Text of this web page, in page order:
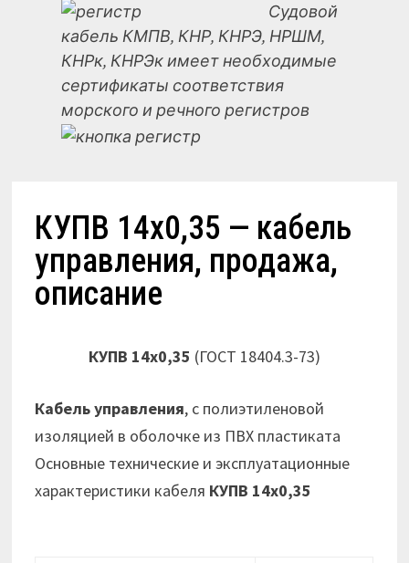
Судовой
кабель КМПВ, КНР, КНРЭ, НРШМ,
КНРк, КНРЭк имеет необходимые
сертификаты соответствия
морского и речного регистров
КУПВ 14х0,35 — кабель
управления, продажа,
описание
КУПВ 14х0,35 (ГОСТ 18404.3-73)
Кабель управления, с полиэтиленовой
изоляцией в оболочке из ПВХ пластиката
Основные технические и эксплуатационные
характеристики кабеля КУПВ 14х0,35